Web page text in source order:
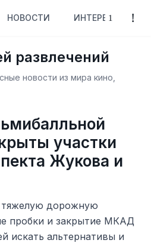
НОВОСТИ ИНТЕРЕСНОЕ
развлечений
новости из мира кино,
участки
Жукова и
дорожную
пробки и закрытие МКАД
искать альтернативы и